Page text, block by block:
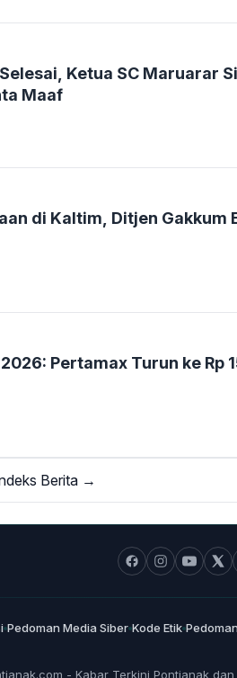
Ketua SC Maruarar
Maaf
di Kaltim, Ditjen Gakkum
Pertamax Turun ke Rp
Berita →
Pedoman Media Siber Kode Etik
- Kabar Terkini Pontianak